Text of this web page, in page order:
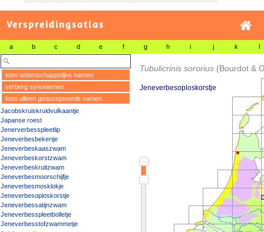
Verspreidingsatlas
a b c d e f g h i j k l
toon wetenschappelijke namen
verberg synoniemen
toon alleen geaccepteerde namen
Jacobskruiskruidvulkaantje
Japanse roest
Jenerverbesspleetlip
Jeneverbesbekertje
Jeneverbeskaaszwam
Jeneverbeskorstzwam
Jeneverbeskruitzwam
Jeneverbesmoorschijfje
Jeneverbesmosklokje
Jeneverbesoploskorstje
Jeneverbessatijnzwam
Jeneverbesspleetbolletje
Jeneverbesstofzwammetje
Tubulicrinis sororius (Bourdot &
Jeneverbesoploskorstje